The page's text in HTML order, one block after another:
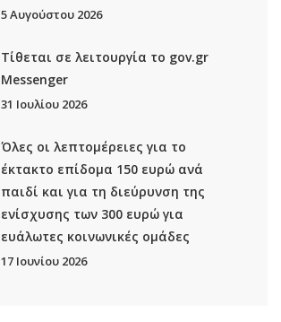
5 Αυγούστου 2026
Τίθεται σε λειτουργία το gov.gr
Μessenger
31 Ιουλίου 2026
Όλες οι λεπτομέρειες για το
έκτακτο επίδομα 150 ευρώ ανά
παιδί και για τη διεύρυνση της
ενίσχυσης των 300 ευρώ για
ευάλωτες κοινωνικές ομάδες
17 Ιουνίου 2026